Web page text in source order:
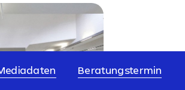
Beratungstermin